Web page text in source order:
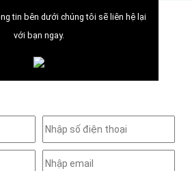
tin bên dưới chúng tôi sẽ liên hệ lại
với bạn ngay.